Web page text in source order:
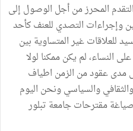
المحرز من أجل الوصول إلى
وإجراءات التصدي للعنف كأحد
للعلاقات غير المتساوية بين
النساء، لم يكن ممكنا لولا
مدى عقود من الزمن اطياف
والسياسي ونحن اليوم
مقترحات جامعة تبلور